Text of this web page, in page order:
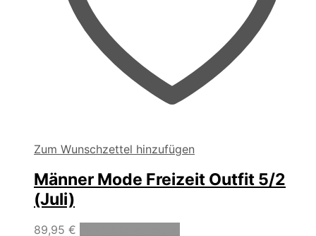
Zum Wunschzettel hinzufügen
Männer Mode Freizeit Outfit 5/2
(Juli)
89,95 €